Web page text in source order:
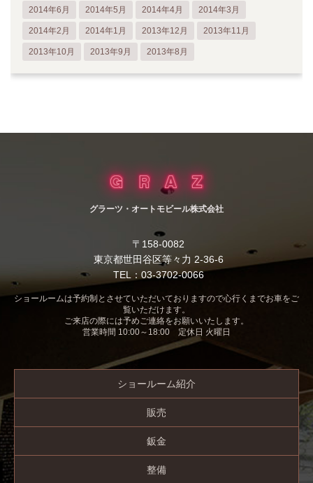
2014年6月 2014年5月 2014年4月 2014年3月
2014年2月 2014年1月 2013年12月 2013年11月
2013年10月 2013年9月 2013年8月
グラーツ・オートモビール株式会社
〒158-0082
東京都世田谷区等々力 2-36-6
TEL：03-3702-0066
ショールームは予約制とさせていただいておりますので心行くまでお車をご
覧いただけます。
ご来店の際には予めご連絡をお願いいたします。
営業時間 10:00～18:00 定休日 火曜日
ショールーム紹介
販売
鈑金
整備